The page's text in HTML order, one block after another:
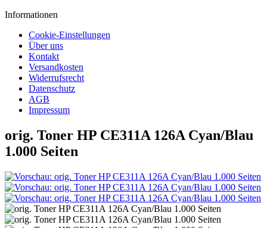
Informationen
Cookie-Einstellungen
Über uns
Kontakt
Versandkosten
Widerrufsrecht
Datenschutz
AGB
Impressum
orig. Toner HP CE311A 126A Cyan/Blau
1.000 Seiten